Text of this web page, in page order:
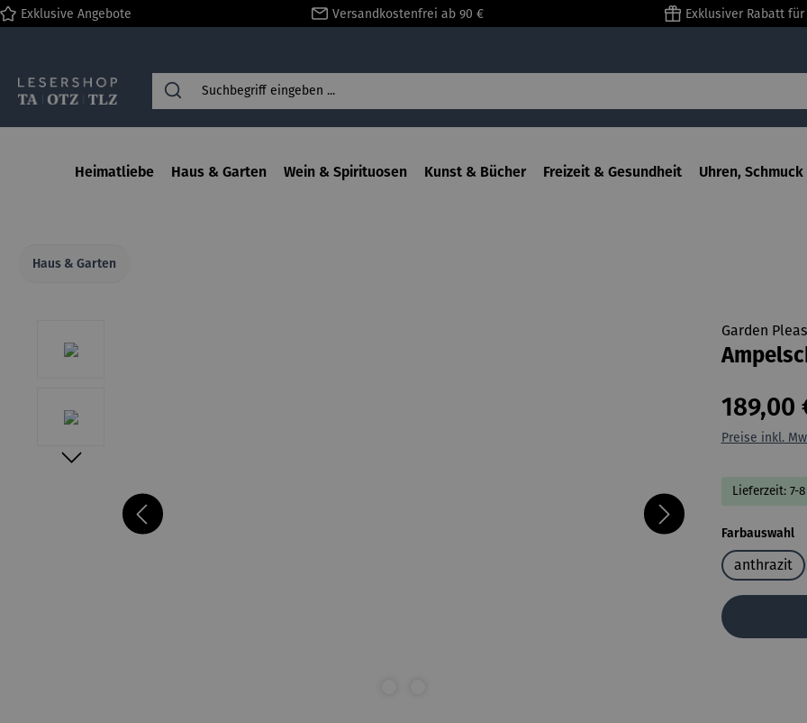
Zur Hauptnavigation springen
Exklusive Angebote Versandkostenfrei ab 90 € Exklusiver Rabatt
Heimatliebe Haus & Garten Wein & Spirituosen Kunst & Bücher Freizeit & Gesundheit Uhren,
Haus & Garten
Garden
189,00
Preise inkl.
Lieferzeit: 7-8
Farbauswahl
anthrazit